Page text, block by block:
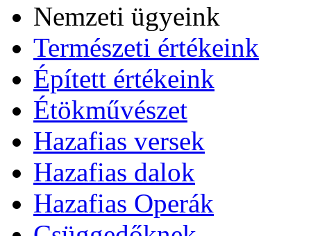
Nemzeti ügyeink
Természeti értékeink
Épített értékeink
Étökművészet
Hazafias versek
Hazafias dalok
Hazafias Operák